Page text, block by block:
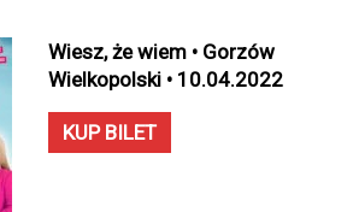
Wiesz, że wiem • Gorzów
Wielkopolski • 10.04.2022
KUP BILET